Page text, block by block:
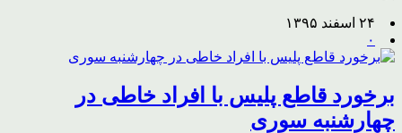
۲۴ اسفند ۱۳۹۵
۰
برخورد قاطع پلیس با افراد خاطی در
چهارشنبه سوری